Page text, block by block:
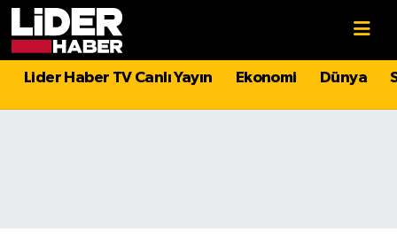
Lider Haber TV Canlı Yayın Ekonomi Dünya
Politika
Hava Durumu